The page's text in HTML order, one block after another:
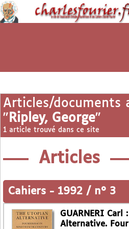
Articles/documents
" Ripley, George"
1 article trouvé dans ce site
Articles
Cahiers - 1992 / n° 3
GUARNERI Carl
Alternative.